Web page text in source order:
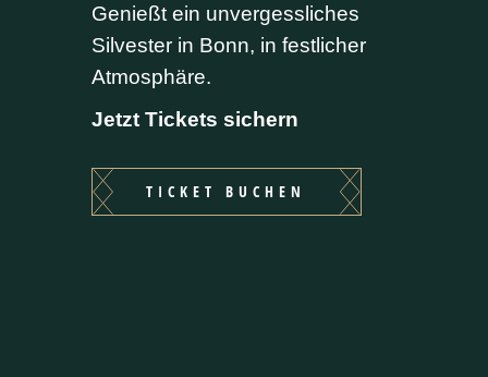
Genießt ein unvergessliches
Silvester in Bonn, in festlicher
Atmosphäre.
Jetzt Tickets sichern
TICKET BUCHEN